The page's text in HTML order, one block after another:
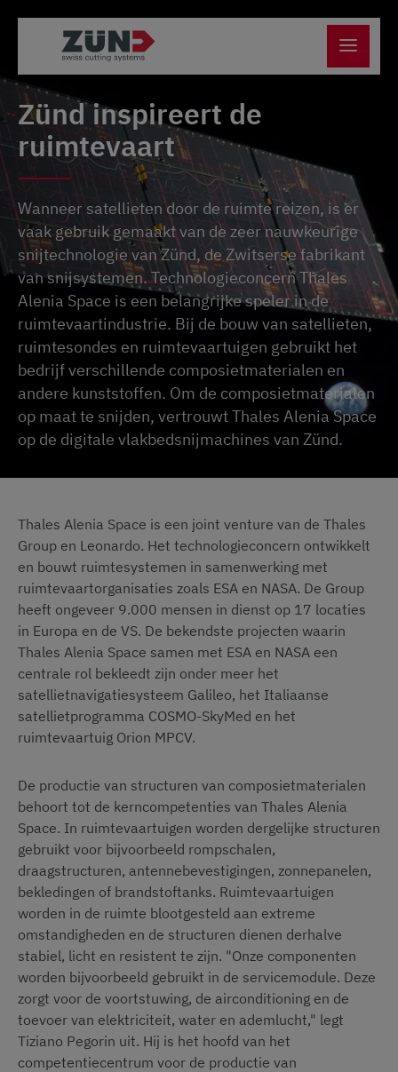
Zünd inspireert de
ruimtevaart
Wanneer satellieten door de ruimte reizen, is er
vaak gebruik gemaakt van de zeer nauwkeurige
snijtechnologie van Zünd, de Zwitserse fabrikant
van snijsystemen. Technologieconcern Thales
Alenia Space is een belangrijke speler in de
ruimtevaartindustrie. Bij de bouw van satellieten,
ruimtesondes en ruimtevaartuigen gebruikt het
bedrijf verschillende composietmaterialen en
andere kunststoffen. Om de composietmaterialen
op maat te snijden, vertrouwt Thales Alenia Space
op de digitale vlakbedsnijmachines van Zünd.
Thales Alenia Space is een joint venture van de Thales
Group en Leonardo. Het technologieconcern ontwikkelt
en bouwt ruimtesystemen in samenwerking met
ruimtevaartorganisaties zoals ESA en NASA. De Group
heeft ongeveer 9.000 mensen in dienst op 17 locaties
in Europa en de VS. De bekendste projecten waarin
Thales Alenia Space samen met ESA en NASA een
centrale rol bekleedt zijn onder meer het
satellietnavigatiesysteem Galileo, het Italiaanse
satellietprogramma COSMO-SkyMed en het
ruimtevaartuig Orion MPCV.
De productie van structuren van composietmaterialen
behoort tot de kerncompetenties van Thales Alenia
Space. In ruimtevaartuigen worden dergelijke structuren
gebruikt voor bijvoorbeeld rompschalen,
draagstructuren, antennebevestigingen, zonnepanelen,
bekledingen of brandstoftanks. Ruimtevaartuigen
worden in de ruimte blootgesteld aan extreme
omstandigheden en de structuren dienen derhalve
stabiel, licht en resistent te zijn. "Onze componenten
worden bijvoorbeeld gebruikt in de servicemodule. Deze
zorgt voor de voortstuwing, de airconditioning en de
toevoer van elektriciteit, water en ademlucht," legt
Tiziano Pegorin uit. Hij is het hoofd van het
competentiecentrum voor de productie van